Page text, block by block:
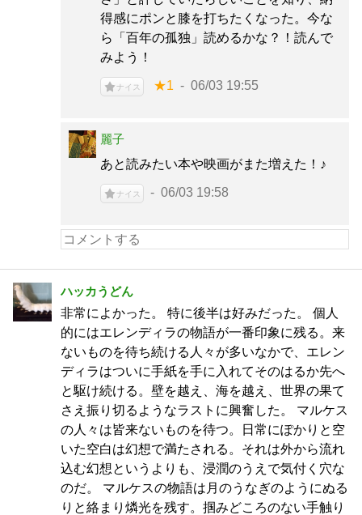
得感にポンと膝を打ちたくなった。今な
ら「百年の孤独」読めるかな？！読んで
みよう！
ナイス ★1 06/03 19:55
麗子
あと読みたい本や映画がまた増えた！♪
ナイス 06/03 19:58
ハッカうどん
非常によかった。 特に後半は好みだった。 個人
的にはエレンディラの物語が一番印象に残る。来
ないものを待ち続ける人々が多いなかで、エレン
ディラはついに手紙を手に入れてそのはるか先へ
と駆け続ける。壁を越え、海を越え、世界の果て
さえ振り切るようなラストに興奮した。 マルケス
の人々は皆来ないものを待つ。日常にぽかりと空
いた空白は幻想で満たされる。それは外から流れ
込む幻想というよりも、浸潤のうえで気付く穴な
のだ。 マルケスの物語は月のうなぎのようにぬる
りと絡まり燐光を残す。掴みどころのない手触り